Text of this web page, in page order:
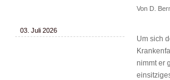
03. Juli 2026
Von D.
Um sich
nimmt er